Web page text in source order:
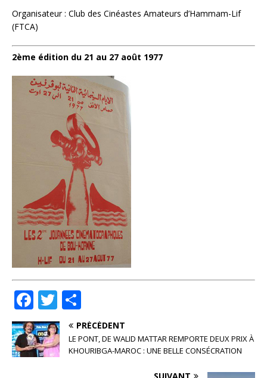
Organisateur : Club des Cinéastes Amateurs d’Hammam-Lif
(FTCA)
2ème édition du 21 au 27 août 1977
F
a
c
e
T
w
it
te
ar
ta
g
PRÉCÉDENT
LE PONT, DE WALID MATTAR REMPORTE DEUX PRIX À
KHOURIBGA-MAROC : UNE BELLE CONSÉCRATION